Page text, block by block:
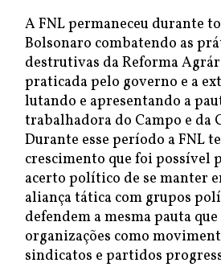
A FNL permaneceu durante
Bolsonaro combatendo as
destrutivas da Reforma
praticada pelo governo e a
lutando e apresentando a
trabalhadora do Campo e da
Durante esse período a FNL
crescimento que foi possível
acerto político de se manter
aliança tática com grupos
defendem a mesma pauta
organizações como
sindicatos e partidos